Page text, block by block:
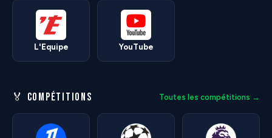
L'Equipe YouTube
🏅 COMPÉTITIONS Toutes les compétitions →